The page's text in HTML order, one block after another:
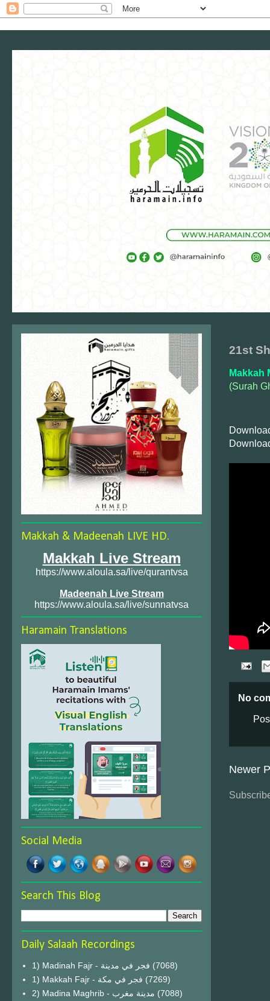
21st
Makkah
(Surah
No
Newer
Makkah & Madeenah LIVE HD.
Makkah Live Stream
https://www.aloula.sa/live/qurantvsa
Madeenah Live Stream
https://www.aloula.sa/live/sunnatvsa
Haramain Translations
Social Media
Search This Blog
Daily Salaah Recordings
1) Madinah Fajr - فجر في مدينة (7068)
1) Makkah Fajr - فجر في مكة (7269)
2) Madina Maghrib - مدينة مغرب (7088)